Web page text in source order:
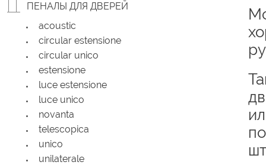
ПЕНАЛЫ ДЛЯ ДВЕРЕЙ
acoustic
circular estensione
circular unico
estensione
luce estensione
luce unico
novanta
telescopica
unico
unilaterale